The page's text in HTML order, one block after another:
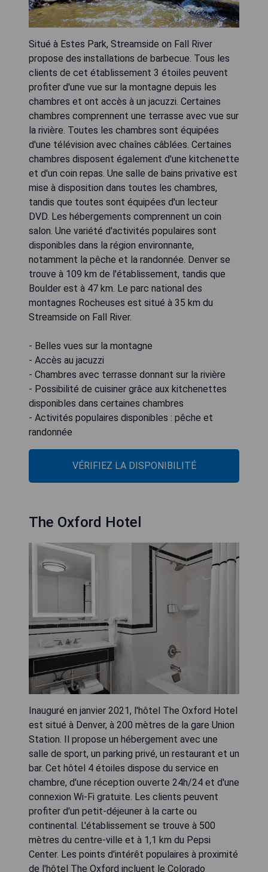
Situé à Estes Park, Streamside on Fall River
propose des installations de barbecue. Tous les
clients de cet établissement 3 étoiles peuvent
profiter d'une vue sur la montagne depuis les
chambres et ont accès à un jacuzzi. Certaines
chambres comprennent une terrasse avec vue sur
la rivière. Toutes les chambres sont équipées
d'une télévision avec chaînes câblées. Certaines
chambres disposent également d'une kitchenette
et d'un coin repas. Une salle de bains privative est
mise à disposition dans toutes les chambres,
tandis que toutes sont équipées d'un lecteur
DVD. Les hébergements comprennent un coin
salon. Une variété d'activités populaires sont
disponibles dans la région environnante,
notamment la pêche et la randonnée. Denver se
trouve à 109 km de l'établissement, tandis que
Boulder est à 47 km. Le parc national des
montagnes Rocheuses est situé à 35 km du
Streamside on Fall River.
- Belles vues sur la montagne
- Accès au jacuzzi
- Chambres avec terrasse donnant sur la rivière
- Possibilité de cuisiner grâce aux kitchenettes
disponibles dans certaines chambres
- Activités populaires disponibles : pêche et
randonnée
VÉRIFIEZ LA DISPONIBILITÉ
The Oxford Hotel
Inauguré en janvier 2021, l'hôtel The Oxford Hotel
est situé à Denver, à 200 mètres de la gare Union
Station. Il propose un hébergement avec une
salle de sport, un parking privé, un restaurant et un
bar. Cet hôtel 4 étoiles dispose du service en
chambre, d'une réception ouverte 24h/24 et d'une
connexion Wi-Fi gratuite. Les clients peuvent
profiter d'un petit-déjeuner à la carte ou
continental. L'établissement se trouve à 500
mètres du centre-ville et à 1,1 km du Pepsi
Center. Les points d'intérêt populaires à proximité
de l'hôtel The Oxford incluent le Colorado